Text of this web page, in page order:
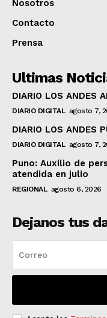
Nosotros
Contacto
Prensa
Ultimas
DIARIO LOS ANDES
DIARIO DIGITAL agosto 7,
DIARIO LOS ANDES
DIARIO DIGITAL agosto 7,
Puno: Auxilio de
atendida en julio
REGIONAL agosto 6, 2026
Dejanos tus